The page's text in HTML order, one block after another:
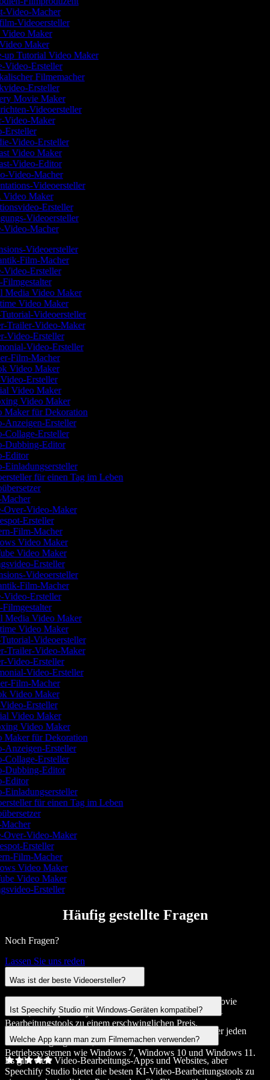
Video-Macher
Videoersteller
Video Maker
Maker
up Tutorial Video Maker
Video-Ersteller
Filmemacher
Ersteller
Movie Maker
Videoersteller
Video-Maker
Ersteller
Video-Ersteller
Video Maker
Video-Editor
Video-Macher
Videoersteller
Video Maker
Ersteller
Videoersteller
Video-Macher
Videoersteller
Film-Macher
Video-Ersteller
Media Video Maker
Video Maker
Videoersteller
Trailer-Video-Maker
Video-Ersteller
Video-Ersteller
Film-Macher
Video Maker
Ersteller
Video Maker
Video Maker
Maker für Dekoration
Anzeigen-Ersteller
Collage-Ersteller
Dubbing-Editor
Editor
Einladungsersteller
für einen Tag im Leben
Over-Video-Maker
Ersteller
Film-Macher
Video Maker
Video Maker
Ersteller
Videoersteller
Film-Macher
Video-Ersteller
Media Video Maker
Video Maker
Videoersteller
Trailer-Video-Maker
Video-Ersteller
Video-Ersteller
Film-Macher
Video Maker
Ersteller
Video Maker
Video Maker
Maker für Dekoration
Anzeigen-Ersteller
Collage-Ersteller
Dubbing-Editor
Editor
Einladungsersteller
für einen Tag im Leben
Over-Video-Maker
Ersteller
Film-Macher
Video Maker
Video Maker
Ersteller
Häufig gestellte Fragen
Noch Fragen?
Lassen Sie uns reden
Was ist der beste Videoersteller?
Es gibt viele Videoersteller, wie iMovie und Windows Movie
Maker, aber Speechify Studio bietet die besten KI-Video-
Bearbeitungstools zu einem erschwinglichen Preis.
Ist Speechify Studio mit Windows-Geräten kompatibel?
Ja, Speechify Studio ist ein Online-Filmemacher, der über jeden
Browser zugänglich ist, auch auf Windows-Geräten mit
Betriebssystemen wie Windows 7, Windows 10 und Windows 11.
Welche App kann man zum Filmemachen verwenden?
Es gibt viele Video-Bearbeitungs-Apps und Websites, aber
Speechify Studio bietet die besten KI-Video-Bearbeitungstools zu